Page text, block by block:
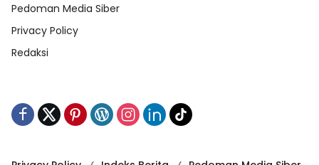
Pedoman Media Siber
Privacy Policy
Redaksi